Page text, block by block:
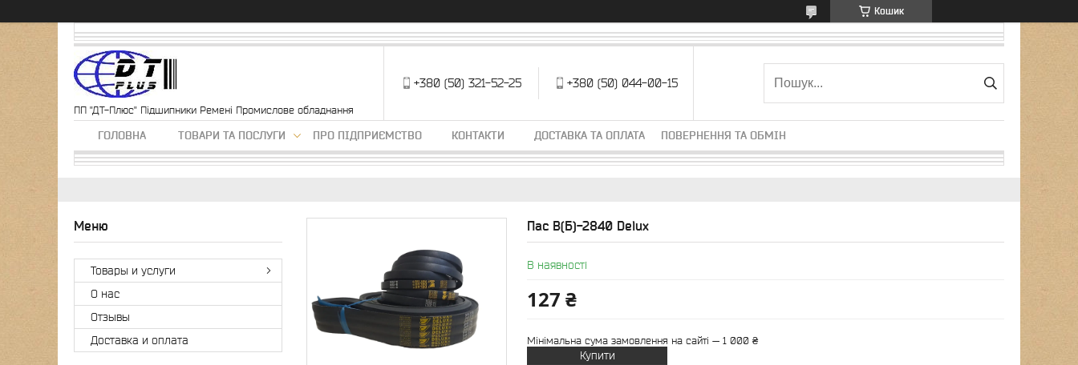
Кошик
ПП "ДТ-Плюс" Підшипники Ремені Промислове обладнання
+380 (50) 321-52-25 +380 (50) 044-00-15
ГОЛОВНА ТОВАРИ ТА ПОСЛУГИ ПРО ПІДПРИЄМСТВО КОНТАКТИ ДОСТАВКА ТА ОПЛАТА ПОВЕРНЕННЯ ТА ОБМІН
Пас В(Б)-2840 Delux
В наявності
127 ₴
Мінімальна сума замовлення на сайті — 1 000 ₴
Купити
Товары и услуги
О нас
Отзывы
Доставка и оплата